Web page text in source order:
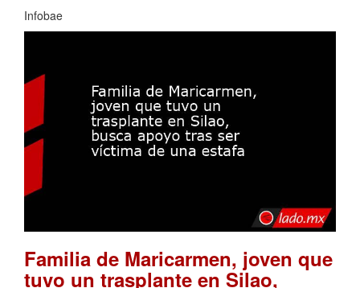
Infobae
Familia de Maricarmen, joven que
tuvo un trasplante en Silao,